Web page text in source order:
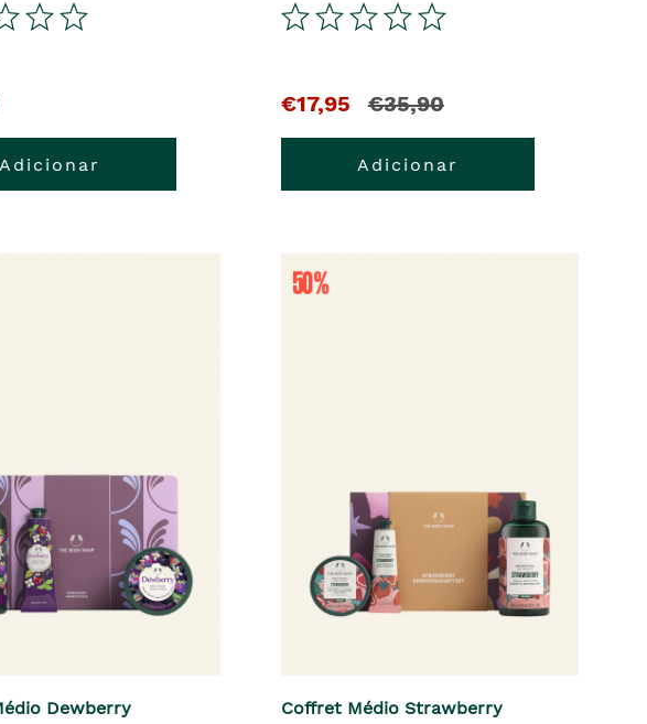
Adicionar
€17,95 €35,90
Adicionar
Dewberry Coffret Médio Strawberry